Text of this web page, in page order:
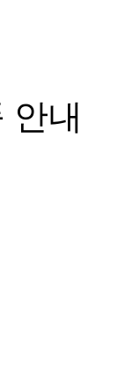
안내